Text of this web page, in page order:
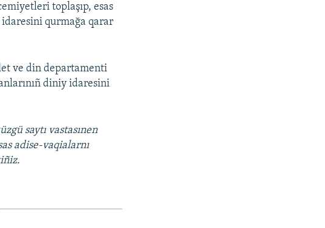
toplaşıp, esas
qurmağa qarar
ve din departamenti
diniy idaresini
saytı vastasınen
adise-vaqialarnı